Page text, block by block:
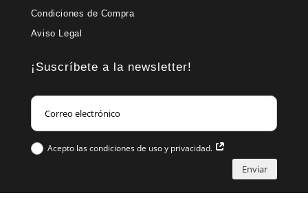
Condiciones de Compra
Aviso Legal
¡Suscríbete a la newsletter!
Acepto las condiciones de uso y privacidad.
Enviar